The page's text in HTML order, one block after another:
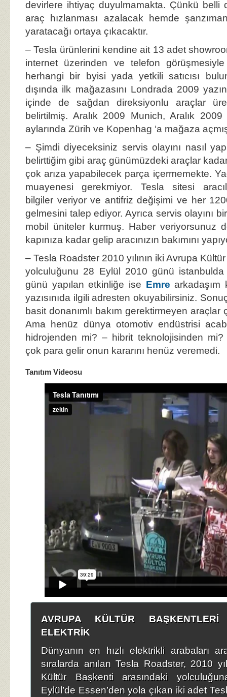
devirlere ihtiyaç duyulmamakta. Çünkü belli
araç hızlanması azalacak hemde
yaratacağı ortaya çıkacaktır.
– Tesla ürünlerini kendine ait 13 adet
internet üzerinden ve telefon görüşmesiyle
herhangi bir byisi yada yetkili satıcısı
dışında ilk mağazasını Londrada 2009
içinde de sağdan direksiyonlu araçlar
belirtilmiş. Aralık 2009 Munich, Aralık
aylarında Zürih ve Kopenhag ‘a mağaza
– Şimdi diyeceksiniz servis olayını nasıl
belirttiğim gibi araç günümüzdeki araçlar
çok arıza yapabilecek parça içermemekte.
muayenesi gerekmiyor. Tesla sitesi
bilgiler veriyor ve antifriz değişimi ve her
gelmesini talep ediyor. Ayrıca servis olayını
mobil üniteler kurmuş. Haber veriyorsunuz
kapınıza kadar gelip aracınızın bakımını
– Tesla Roadster 2010 yılının iki Avrupa
yolculuğunu 28 Eylül 2010 günü
günü yapılan etkinliğe ise Emre arkadaşım
yazısınıda ilgili adresten okuyabilirsiniz.
basit donanımlı bakım gerektirmeyen araçlar
Ama henüz dünya otomotiv endüstrisi
hidrojenden mi? – hibrit teknolojisinden
çok para gelir onun kararını henüz veremedi.
Tanıtım Videosu
AVRUPA KÜLTÜR BAŞKENTLERİ
ELEKTRİK
Dünyanın en hızlı elektrikli arabaları
sıralarda anılan Tesla Roadster, 2010
Kültür Başkenti arasındaki
Eylül’de Essen’den yola çıkan iki adet